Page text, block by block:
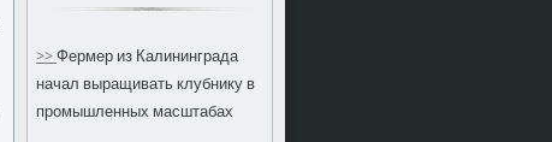
>>Фермер из Калининграда
начал выращивать клубнику в
промышленных масштабах